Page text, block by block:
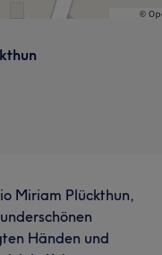
Miriam Plückthun,
Händen und